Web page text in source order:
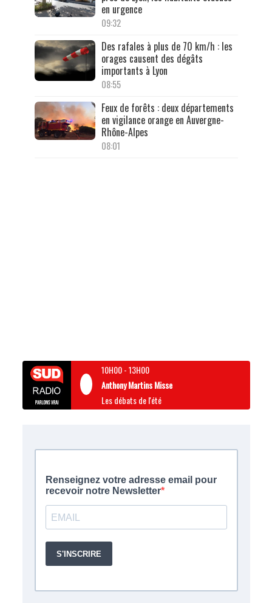
en urgence
09:32
Des rafales à plus de 70 km/h : les
orages causent des dégâts
importants à Lyon
08:55
Feux de forêts : deux départements
en vigilance orange en Auvergne-
Rhône-Alpes
08:01
10H00-13H00
Anthony Martins Misse
Les débats de l'été